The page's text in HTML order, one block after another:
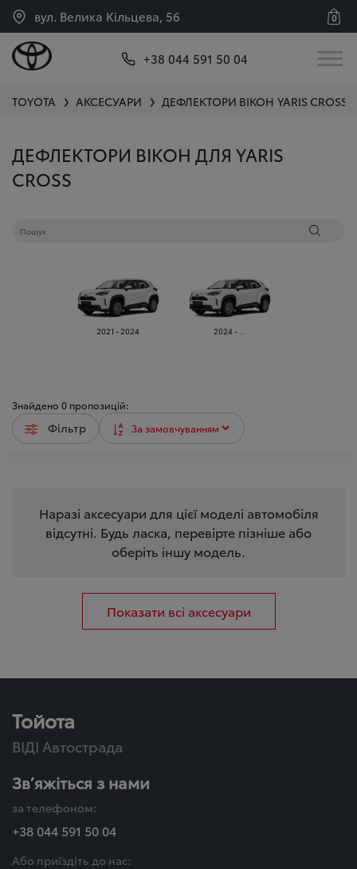
вул. Велика Кільцева, 56 0
+38 044 591 50 04
TOYOTA ❯ АКСЕСУАРИ ❯ ДЕФЛЕКТОРИ ВІКОН YARIS CROSS
ДЕФЛЕКТОРИ ВІКОН ДЛЯ YARIS
CROSS
2021 - 2024 2024 - ...
Знайдено 0 пропозицій:
Фільтр
Наразі аксесуари для цієї моделі автомобіля
відсутні. Будь ласка, перевірте пізніше або
оберіть іншу модель.
Показати всі аксесуари
Тойота
ВІДІ Автострада
Зв’яжіться з нами
за телефоном:
+38 044 591 50 04
Або приїздіть до нас: